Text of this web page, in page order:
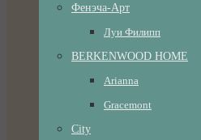
Фенэча-Арт
Луи Филипп
BERKENWOOD HOME
Arianna
Gracemont
City